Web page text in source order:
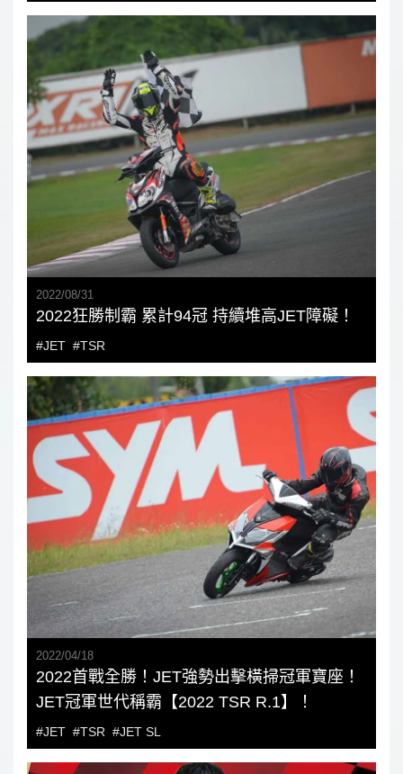
2022/08/31
2022狂勝制霸 累計94冠 持續堆高JET障礙！
#JET #TSR
2022/04/18
2022首戰全勝！JET強勢出擊橫掃冠軍寶座！
JET冠軍世代稱霸【2022 TSR R.1】！
#JET #TSR #JET SL